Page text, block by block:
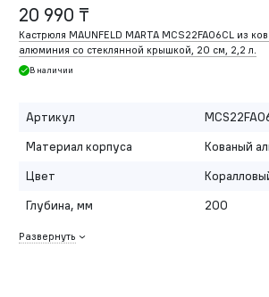
20 990 ₸
Кастрюля MAUNFELD MARTA MCS22FA06CL из
алюминия со стеклянной крышкой, 20 см, 2,2 л.
В наличии
Артикул
Материал корпуса
Кованый
Цвет
Глубина, мм
200
Развернуть